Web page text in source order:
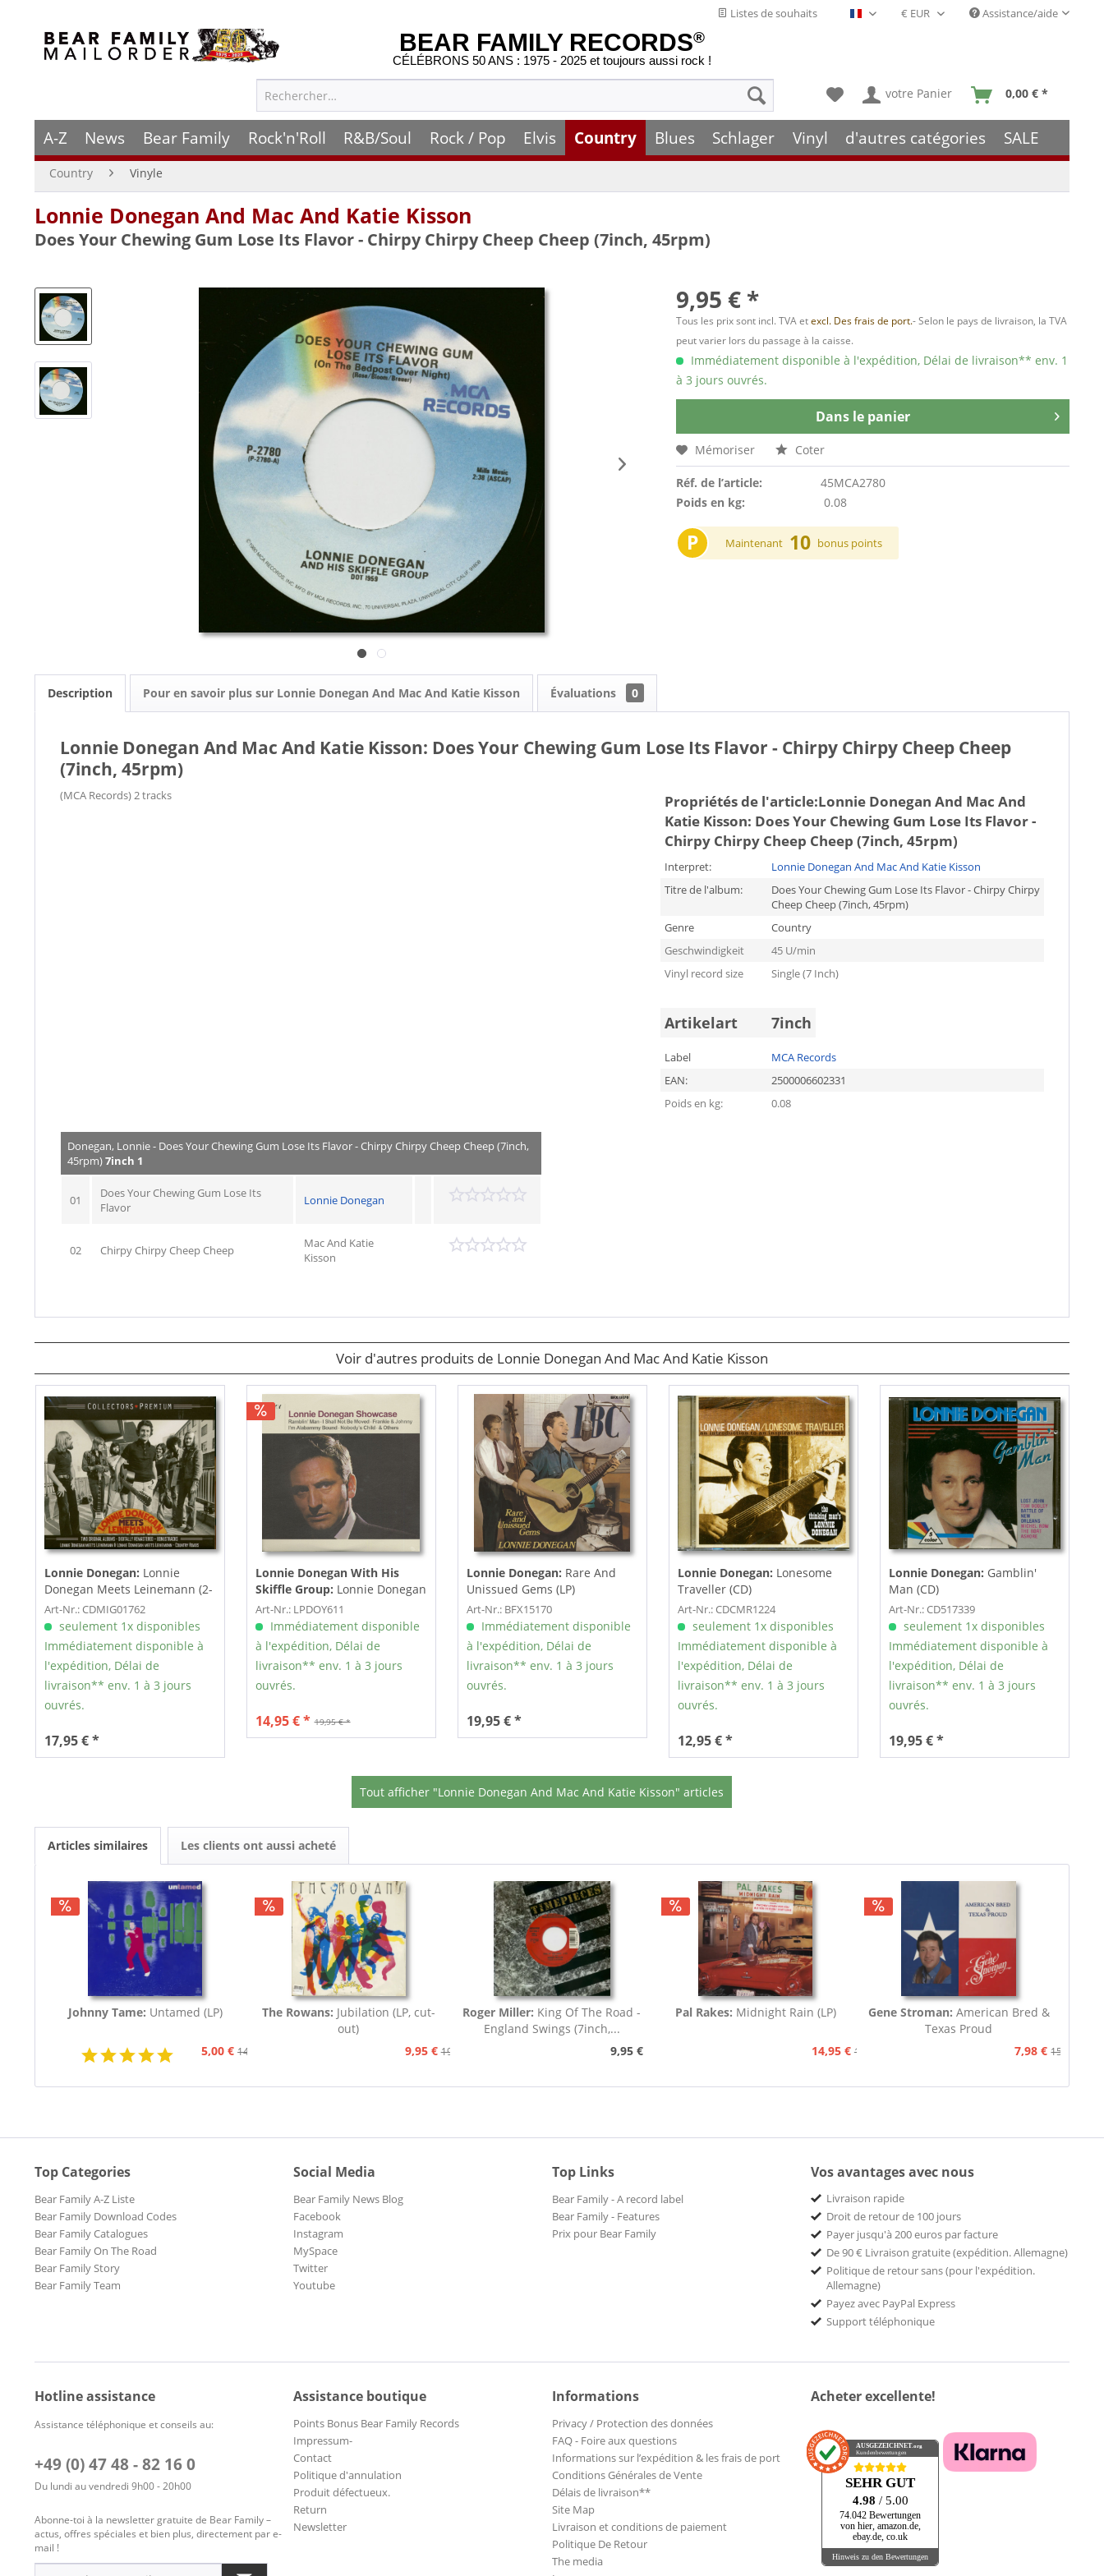
Listes de souhaits Français- FR Assistance/aide
BEAR FAMILY RECORDS®
CÉLÉBRONS 50 ANS : 1975 - 2025 et toujours aussi rock !
votre Panier 0,00 € *
A-Z News Bear Family Rock'n'Roll R&B/Soul Rock / Pop Elvis Country Blues Schlager Vinyl d'autres catégories SALE
Country Vinyle
Lonnie Donegan And Mac And Katie Kisson
Does Your Chewing Gum Lose Its Flavor - Chirpy Chirpy Cheep Cheep (7inch, 45rpm)
9,95 € *
Tous les prix sont incl. TVA etexcl. Des frais de port.- Selon le pays de livraison, la TVA
peut varier lors du passage à la caisse.
Immédiatement disponible à l'expédition, Délai de livraison** env. 1
à 3 jours ouvrés.
Dans le panier
Mémoriser Coter
Réf. de l’article:
45MCA2780
Poids en kg:
0.08
P Maintenant 10 bonus points
Description Pour en savoir plus sur Lonnie Donegan And Mac And Katie Kisson Évaluations 0
Lonnie Donegan And Mac And Katie Kisson: Does Your Chewing Gum Lose Its Flavor - Chirpy Chirpy Cheep Cheep
(7inch, 45rpm)
(MCA Records) 2 tracks Propriétés de l'article:Lonnie Donegan And Mac And
Katie Kisson: Does Your Chewing Gum Lose Its Flavor -
Chirpy Chirpy Cheep Cheep (7inch, 45rpm)
Interpret:
Lonnie Donegan And Mac And Katie Kisson
Titre de l'album:
Does Your Chewing Gum Lose Its Flavor - Chirpy Chirpy
Cheep Cheep (7inch, 45rpm)
Genre
Country
Geschwindigkeit
45 U/min
Vinyl record size
Single (7 Inch)
Artikelart 7inch
Label
MCA Records
EAN:
2500006602331
Poids en kg:
0.08
Donegan, Lonnie - Does Your Chewing Gum Lose Its Flavor - Chirpy Chirpy Cheep Cheep (7inch,
45rpm)7inch 1
01
Does Your Chewing Gum Lose Its
Flavor
Lonnie Donegan
02 Chirpy Chirpy Cheep Cheep
Mac And Katie
Kisson
Voir d'autres produits de Lonnie Donegan And Mac And Katie Kisson
Lonnie Donegan: Lonnie
Donegan Meets Leinemann (2-
CD)
Art-Nr.: CDMIG01762
seulement 1x disponibles
Immédiatement disponible à
l'expédition, Délai de
livraison** env. 1 à 3 jours
ouvrés.
17,95 € *
Lonnie Donegan With His
Skiffle Group: Lonnie Donegan
Showcase (LP, 180g Vinyl)
Art-Nr.: LPDOY611
Immédiatement disponible
à l'expédition, Délai de
livraison** env. 1 à 3 jours
ouvrés.
19,95 € *
14,95 € *
Lonnie Donegan: Rare And
Unissued Gems (LP)
Art-Nr.: BFX15170
Immédiatement disponible
à l'expédition, Délai de
livraison** env. 1 à 3 jours
ouvrés.
19,95 € *
Lonnie Donegan: Lonesome
Traveller (CD)
Art-Nr.: CDCMR1224
seulement 1x disponibles
Immédiatement disponible à
l'expédition, Délai de
livraison** env. 1 à 3 jours
ouvrés.
12,95 € *
Lonnie Donegan: Gamblin'
Man (CD)
Art-Nr.: CD517339
seulement 1x disponibles
Immédiatement disponible à
l'expédition, Délai de
livraison** env. 1 à 3 jours
ouvrés.
19,95 € *
Tout afficher "Lonnie Donegan And Mac And Katie Kisson" articles
Articles similaires Les clients ont aussi acheté
Johnny Tame: Untamed (LP)
5,00 € 14,95 €
The Rowans: Jubilation (LP, cut-
out)
9,95 € 19,95 €
Roger Miller: King Of The Road -
England Swings (7inch,...
9,95 €
Pal Rakes: Midnight Rain (LP)
14,95 € 15,90 €
Gene Stroman: American Bred &
Texas Proud
7,98 € 15,90 €
Top Categories
Bear Family A-Z Liste
Bear Family Download Codes
Bear Family Catalogues
Bear Family On The Road
Bear Family Story
Bear Family Team
Social Media
Bear Family News Blog
Facebook
Instagram
MySpace
Twitter
Youtube
Top Links
Bear Family - A record label
Bear Family - Features
Prix pour Bear Family
Vos avantages avec nous
Livraison rapide
Droit de retour de 100 jours
Payer jusqu'à 200 euros par facture
De 90 € Livraison gratuite (expédition. Allemagne)
Politique de retour sans (pour l'expédition.
Allemagne)
Payez avec PayPal Express
Support téléphonique
Hotline assistance
Assistance téléphonique et conseils au:
+49 (0) 47 48 - 82 16 0
Du lundi au vendredi 9h00 - 20h00
Abonne-toi à la newsletter gratuite de Bear Family –
actus, offres spéciales et bien plus, directement par e-
mail !
Assistance boutique
Points Bonus Bear Family Records
Impressum-
Contact
Politique d'annulation
Produit défectueux.
Return
Newsletter
Informations
Privacy / Protection des données
FAQ - Foire aux questions
Informations sur l’expédition & les frais de port
Conditions Générales de Vente
Délais de livraison**
Site Map
Livraison et conditions de paiement
Politique De Retour
The media
Acheter excellente!
AUSGEZEICHNET .org
Kundenbewertungen
SEHR GUT
4.98 / 5.00
74.042 Bewertungen
von hier, amazon.de,
ebay.de, co.uk
Hinweis zu den Bewertungen